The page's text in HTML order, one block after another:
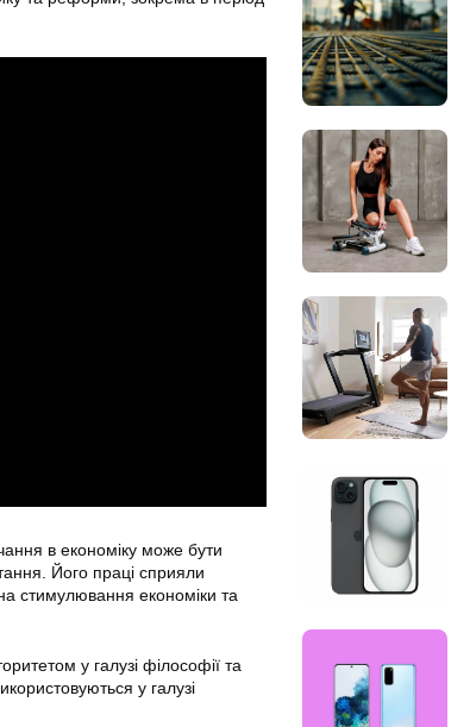
в економіку може бути
Його праці сприяли
стимулювання економіки та
у галузі філософії та
у галузі